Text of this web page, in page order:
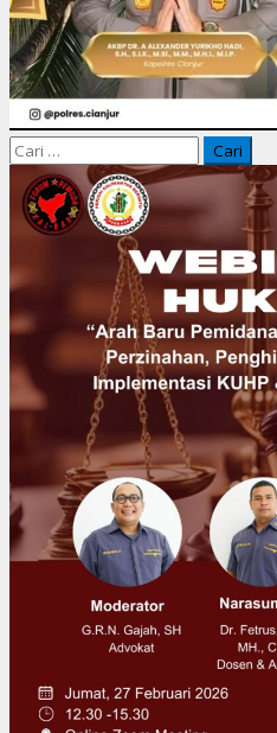
Cari
untuk: